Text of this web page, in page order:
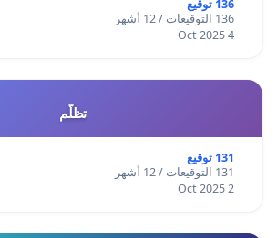
136 توقيع
136 التوقيعات / 12 أشهر
4 Oct 2025
تظلّم
131 توقيع
131 التوقيعات / 12 أشهر
2 Oct 2025